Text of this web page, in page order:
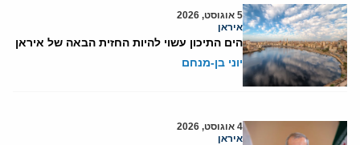
5 אוגוסט, 2026
איראן
הים התיכון עשוי להיות החזית הבאה של איראן
יוני בן-מנחם
4 אוגוסט, 2026
איראן